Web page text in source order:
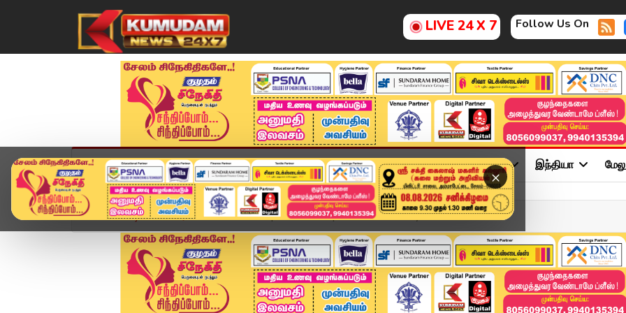
LIVE 24 X 7 Follow Us On
×
முகப்பு விளையாட்டு அண்மை தமிழ்நாடு சினிமா அரசியல் விளையாட்டு இந்தியா
Home வீடியோ ஸ்டோரி District News | JULY 2 2026 | Tamil News Today ...